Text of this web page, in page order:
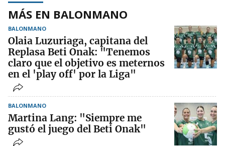
MÁS EN BALONMANO
BALONMANO
Olaia Luzuriaga, capitana del
Replasa Beti Onak: "Tenemos
claro que el objetivo es meternos
en el 'play off' por la Liga"
BALONMANO
Martina Lang: "Siempre me
gustó el juego del Beti Onak"